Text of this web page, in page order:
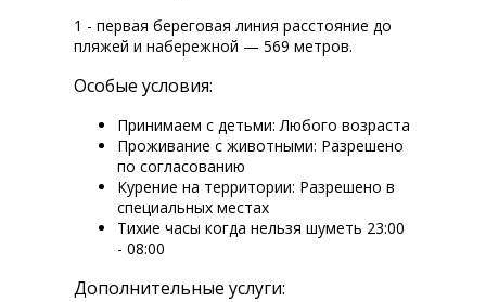
1 - первая береговая линия расстояние до
пляжей и набережной — 569 метров.
Особые условия:
Принимаем с детьми: Любого возраста
Проживание с животными: Разрешено
по согласованию
Курение на территории: Разрешено в
специальных местах
Тихие часы когда нельзя шуметь 23:00
- 08:00
Дополнительные услуги: